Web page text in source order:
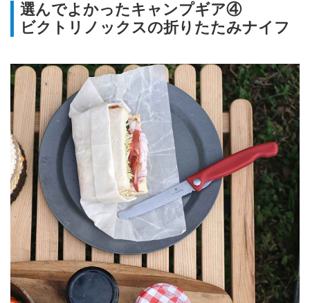
選んでよかったキャンプギア④
ビクトリノックスの折りたたみナイフ